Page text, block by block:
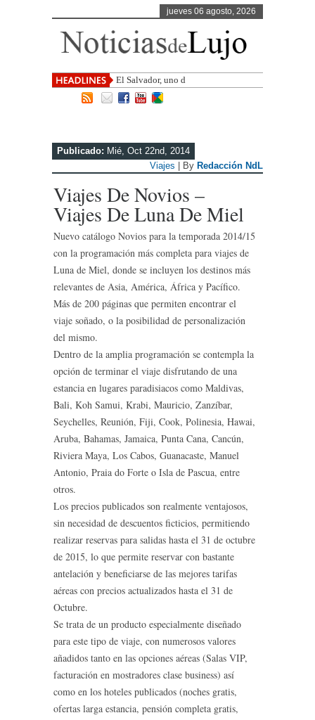
jueves 06 agosto, 2026
El Salvador, uno de los destinos con
mayor
Publicado: Mié, Oct 22nd, 2014
Viajes | By Redacción NdL
Viajes De Novios –
Viajes De Luna De Miel
Nuevo catálogo Novios para la temporada 2014/15
con la programación más completa para viajes de
Luna de Miel, donde se incluyen los destinos más
relevantes de Asia, América, África y Pacífico.
Más de 200 páginas que permiten encontrar el
viaje soñado, o la posibilidad de personalización
del mismo.
Dentro de la amplia programación se contempla la
opción de terminar el viaje disfrutando de una
estancia en lugares paradisiacos como Maldivas,
Bali, Koh Samui, Krabi, Mauricio, Zanzíbar,
Seychelles, Reunión, Fiji, Cook, Polinesia, Hawai,
Aruba, Bahamas, Jamaica, Punta Cana, Cancún,
Riviera Maya, Los Cabos, Guanacaste, Manuel
Antonio, Praia do Forte o Isla de Pascua, entre
otros.
Los precios publicados son realmente ventajosos,
sin necesidad de descuentos ficticios, permitiendo
realizar reservas para salidas hasta el 31 de octubre
de 2015, lo que permite reservar con bastante
antelación y beneficiarse de las mejores tarifas
aéreas con precios actualizados hasta el 31 de
Octubre.
Se trata de un producto especialmente diseñado
para este tipo de viaje, con numerosos valores
añadidos tanto en las opciones aéreas (Salas VIP,
facturación en mostradores clase business) así
como en los hoteles publicados (noches gratis,
ofertas larga estancia, pensión completa gratis,